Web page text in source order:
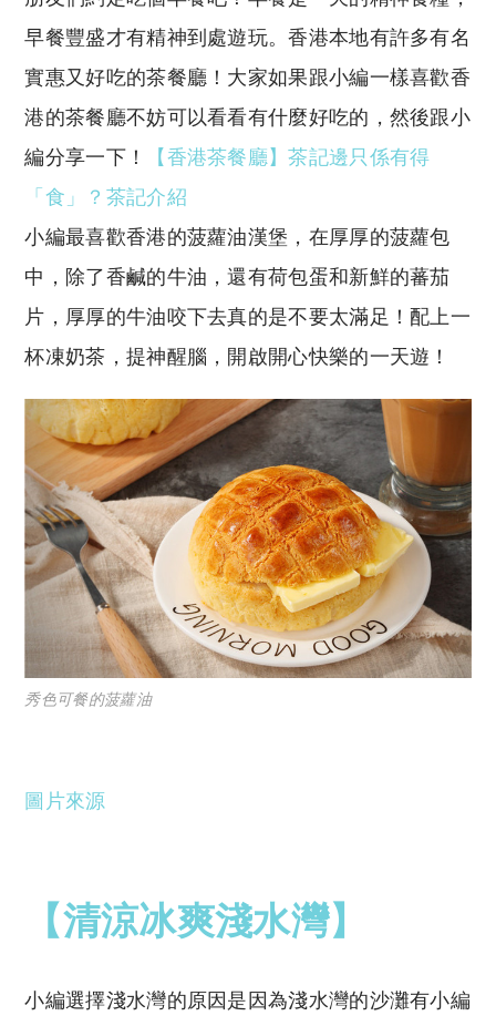
早餐豐盛才有精神到處遊玩。香港本地有許多有名
實惠又好吃的茶餐廳！大家如果跟小編一樣喜歡香
港的茶餐廳不妨可以看看有什麼好吃的，然後跟小
編分享一下！
【香港茶餐廳】茶記邊只係有得
「食」？茶記介紹
小編最喜歡香港的菠蘿油漢堡，在厚厚的菠蘿包
中，除了香鹹的牛油，還有荷包蛋和新鮮的蕃茄
片，厚厚的牛油咬下去真的是不要太滿足！配上一
杯凍奶茶，提神醒腦，開啟開心快樂的一天遊！
秀色可餐的菠蘿油
圖片來源
【清涼冰爽淺水灣】
小編選擇淺水灣的原因是因為淺水灣的沙灘有小編